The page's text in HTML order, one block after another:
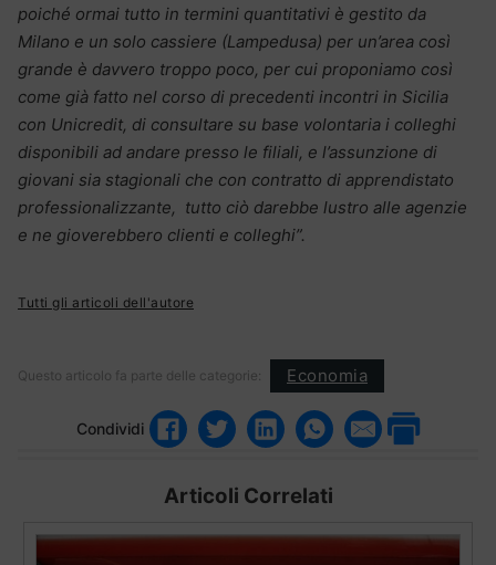
poiché ormai tutto in termini quantitativi è gestito da
Milano e un solo cassiere (Lampedusa) per un’area così
grande è davvero troppo poco, per cui proponiamo così
come già fatto nel corso di precedenti incontri in Sicilia
con Unicredit, di consultare su base volontaria i colleghi
disponibili ad andare presso le filiali, e l’assunzione di
giovani sia stagionali che con contratto di apprendistato
professionalizzante, tutto ciò darebbe lustro alle agenzie
e ne gioverebbero clienti e colleghi”.
Tutti gli articoli dell'autore
Questo articolo fa parte delle categorie: Economia
Condividi
Articoli Correlati